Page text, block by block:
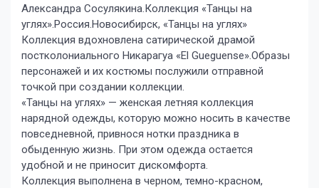
Александра Сосулякина.Коллекция «Танцы на
углях».Россия.Новосибирск, «Танцы на углях»
Коллекция вдохновлена сатирической драмой
постколониального Никарагуа «El Gueguense».Образы
персонажей и их костюмы послужили отправной
точкой при создании коллекции.
«Танцы на углях» — женская летняя коллекция
нарядной одежды, которую можно носить в качестве
повседневной, привнося нотки праздника в
обыденную жизнь. При этом одежда остается
удобной и не приносит дискомфорта.
Коллекция выполнена в черном, темно-красном,